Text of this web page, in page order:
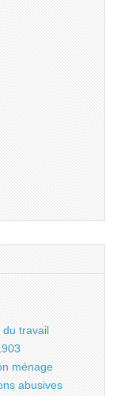
du travail
ménage
abusives